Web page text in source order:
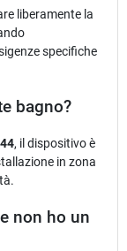
liberamente la
specifiche
bagno?
, il dispositivo è
in zona
non ho un